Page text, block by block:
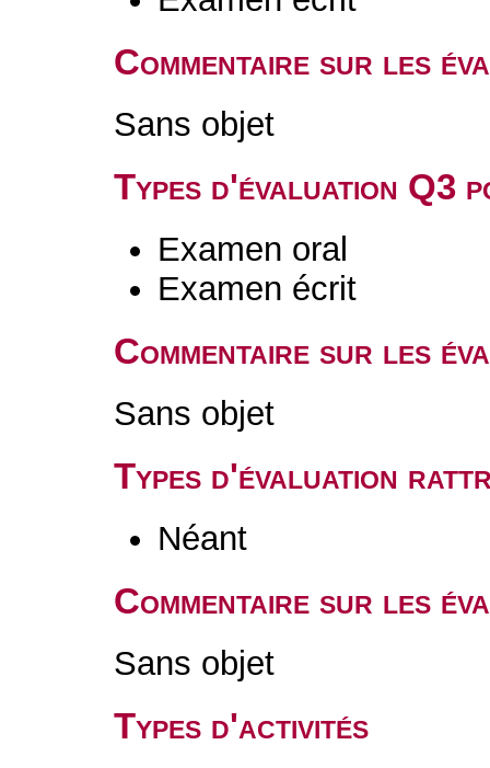
Commentaire sur les
Sans objet
Types d'évaluation Q3
Examen oral
Examen écrit
Commentaire sur les
Sans objet
Types d'évaluation
Néant
Commentaire sur les
Sans objet
Types d'activités